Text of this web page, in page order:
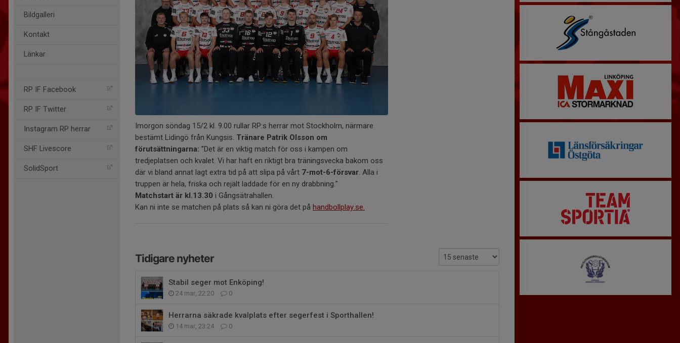
Bildgalleri
Kontakt
Länkar
RP IF Facebook
RP IF Twitter
Instagram RP herrar
SHF Livescore
SolidSport
Imorgon söndag 15/2 kl. 9.00 rullar RP:s herrar mot Stockholm, närmare
bestämt Lidingö från Kungsis. Tränare Patrik Olsson om
förutsättningarna: ”Det är en viktig match för oss i kampen om
tredjeplatsen och kvalet. Vi har haft en riktigt bra träningsvecka bakom oss
där vi bland annat lagt extra tid på att slipa på vårt 7-mot-6-försvar. Alla i
truppen är hela, friska och rejält laddade för en ny drabbning.”
Matchstart är kl.13.30 i Gångsätrahallen.
Kan ni inte se matchen på plats så kan ni göra det på handbollplay.se.
Tidigare nyheter
Stabil seger mot Enköping!
24 mar, 22:20 0
Herrarna säkrade kvalplats efter segerfest i Sporthallen!
14 mar, 23:24 0